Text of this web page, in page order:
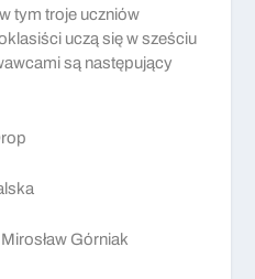
tym troje uczniów
uczą się w sześciu
są następujący
Górniak